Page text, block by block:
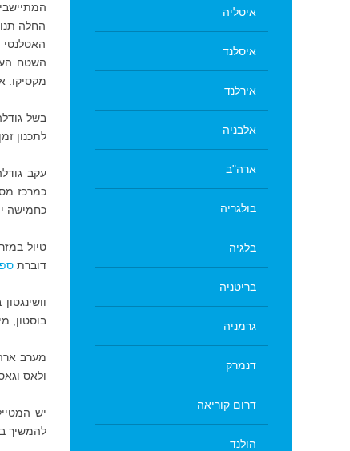
החלה
האטלנטי
השטח
מקסיקו.
בשל
לתכנון
עקב
כמרכז
כחמישה
טיול
דוברת
בוסטון,
מערב
ולאס
יש
להמשיך
איטליה
איסלנד
אירלנד
אלבניה
ארה"ב
בולגריה
בלגיה
בריטניה
גרמניה
דנמרק
דרום קוריאה
הולנד